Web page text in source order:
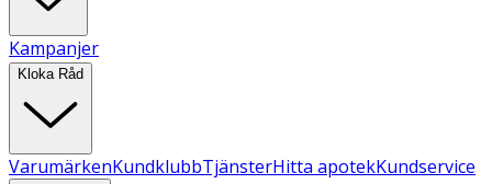
Kampanjer
Kloka Råd
VarumärkenKundklubbTjänsterHitta apotekKundservice